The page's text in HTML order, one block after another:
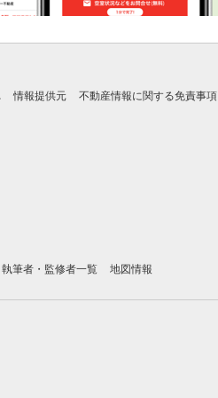
情報提供元 不動産情報に関する免責事項
執筆者・監修者一覧 地図情報